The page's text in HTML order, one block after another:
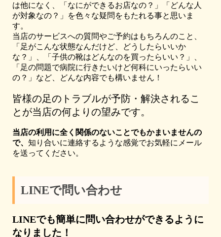
は他になく、「なにができるお店なの？」「どんな人
が対象なの？」を色々な疑問をもたれる事と思いま
す。
当店のサービスへの質問やご予約はもちろんのこと、
「足がこんな状態なんだけど、どうしたらいいか
な？」、「子供の靴はどんなのを買ったらいい？」、
「足の問題で病院に行きたいけど何科にいったらいい
の？」など、どんな内容でも構いません！
皆様の足のトラブルが予防・解決されるこ
とが当店の何よりの望みです。
当店の利用に全く関係のないことでもかまいませんの
で、 知り合いに連絡するような感覚でお気軽にメール
を送ってください。
LINEで問い合わせ
LINEでも簡単に問い合わせができるように
なりました！